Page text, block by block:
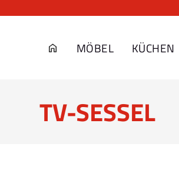
MÖBEL KÜCHEN
TV-SESSEL